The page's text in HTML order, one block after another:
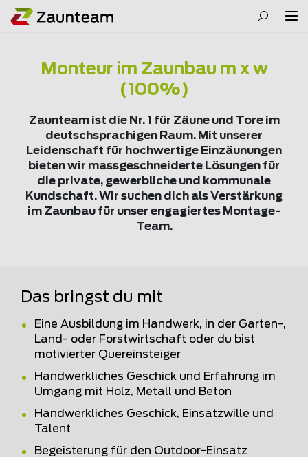
Monteur im Zaunbau m x w
(100%)
Zaunteam ist die Nr. 1 für Zäune und Tore im
deutschsprachigen Raum. Mit unserer
Leidenschaft für hochwertige Einzäunungen
bieten wir massgeschneiderte Lösungen für
die private, gewerbliche und kommunale
Kundschaft. Wir suchen dich als Verstärkung
im Zaunbau für unser engagiertes Montage-
Team.
Das bringst du mit
Eine Ausbildung im Handwerk, in der Garten-,
Land- oder Forstwirtschaft oder du bist
motivierter Quereinsteiger
Handwerkliches Geschick und Erfahrung im
Umgang mit Holz, Metall und Beton
Handwerkliches Geschick, Einsatzwille und
Talent
Begeisterung für den Outdoor-Einsatz